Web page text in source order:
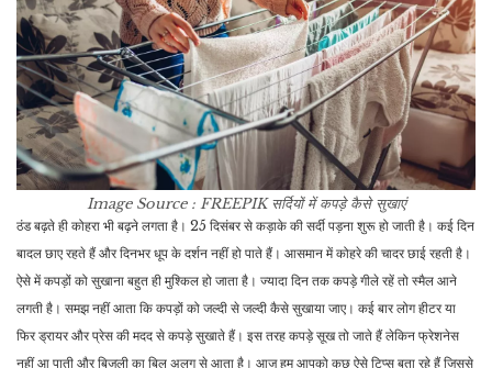
Image Source : FREEPIKसर्दियों में कपड़े कैसे सुखाएं
ठंड बढ़ते ही कोहरा भी बढ़ने लगता है। 25 दिसंबर से कड़ाके की सर्दी पड़ना शुरू हो जाती है। कई दिन
बादल छाए रहते हैं और दिनभर धूप के दर्शन नहीं हो पाते हैं। आसमान में कोहरे की चादर छाई रहती है।
ऐसे में कपड़ों को सुखाना बहुत ही मुश्किल हो जाता है। ज्यादा दिन तक कपड़े गीले रहें तो स्मैल आने
लगती है। समझ नहीं आता कि कपड़ों को जल्दी से जल्दी कैसे सुखाया जाए। कई बार लोग हीटर या
फिर ड्रायर और प्रेस की मदद से कपड़े सुखाते हैं। इस तरह कपड़े सूख तो जाते हैं लेकिन फ्रेशनेस
नहीं आ पाती और बिजली का बिल अलग से आता है। आज हम आपको कुछ ऐसे टिप्स बता रहे हैं जिससे